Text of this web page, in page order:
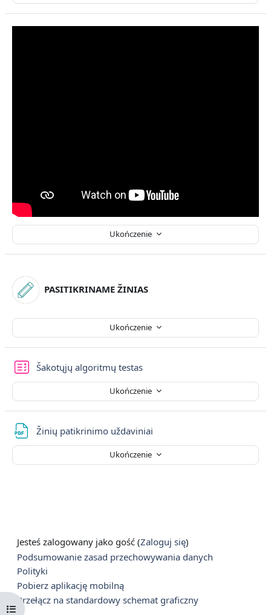
Otwórz indeks kursu
Ukończenie
Ukończenie
PASITIKRINAME ŽINIAS
Šakotųjų algoritmų testas
Ukończenie
Žinių patikrinimo uždaviniai
Ukończenie
Jesteś zalogowany jako gość (Zaloguj się)
Podsumowanie zasad przechowywania danych
Polityki
Pobierz aplikację mobilną
Przełącz na standardowy schemat graficzny